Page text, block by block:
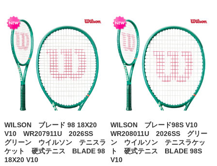
WILSON ブレード 98 18X20
V10 WR207911U 2026SS
グリーン ウイルソン テニスラ
ケット 硬式テニス BLADE 98
18X20 V10
WILSON ブレード98S V10
WR208011U 2026SS グリー
ン ウイルソン テニスラケッ
ト 硬式テニス BLADE 98S
V10